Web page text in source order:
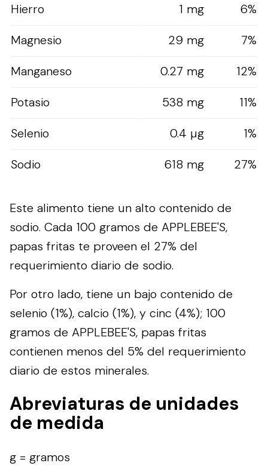
Hierro
1 mg
6%
Magnesio
29 mg
7%
Manganeso
0.27 mg
12%
Potasio
538 mg
11%
Selenio
0.4 µg
1%
Sodio
618 mg 27%
Este alimento tiene un alto contenido de
sodio. Cada 100 gramos de APPLEBEE'S,
papas fritas te proveen el 27% del
requerimiento diario de sodio.
Por otro lado, tiene un bajo contenido de
selenio (1%), calcio (1%), y cinc (4%); 100
gramos de APPLEBEE'S, papas fritas
contienen menos del 5% del requerimiento
diario de estos minerales.
Abreviaturas de unidades
de medida
g = gramos